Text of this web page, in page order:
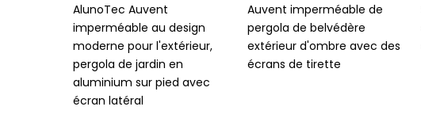
AlunoTec Auvent
imperméable au design
moderne pour l'extérieur,
pergola de jardin en
aluminium sur pied avec
écran latéral
Auvent imperméable de
pergola de belvédère
extérieur d'ombre avec des
écrans de tirette